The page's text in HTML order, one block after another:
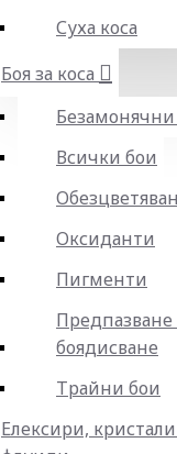
Суха коса
Боя за коса
Безамонячни
Всички бои
Оксиданти
Пигменти
боядисване
Трайни бои
Елексири,